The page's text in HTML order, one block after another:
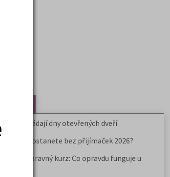
školy pořádají dny otevřených dveří
se dostanete bez přijímaček 2026?
vs. přípravný kurz: Co opravdu funguje u